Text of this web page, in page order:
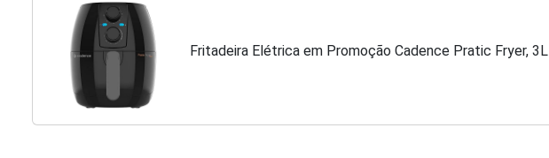
Fritadeira Elétrica em Promoção Cadence Pratic Fryer, 3L